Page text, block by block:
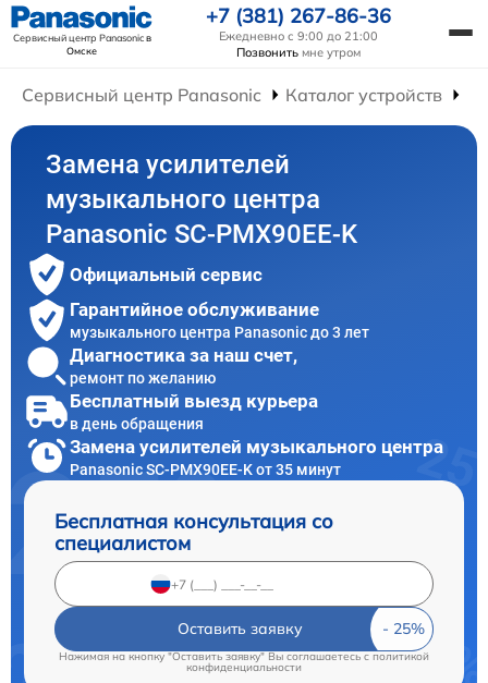
Сервисный центр Panasonicв
Омске
+7 (381) 267-86-36
Ежедневно с 9:00 до 21:00
Позвонить мне утром
Сервисный центр Panasonic Каталог устройств
Замена усилителей
музыкального центра
Panasonic SC-PMX90EE-K
Официальный сервис
Гарантийное обслуживание
музыкального центра Panasonic до 3 лет
Диагностика за наш счет,
ремонт по желанию
Бесплатный выезд курьера
в день обращения
Замена усилителей музыкального центра
Panasonic SC-PMX90EE-K от 35 минут
Бесплатная консультация со
специалистом
Оставить заявку
Нажимая на кнопку "Оставить заявку" Вы соглашаетесь cполитикой
конфиденциальности